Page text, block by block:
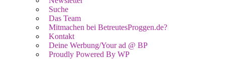
Suche
Das Team
Mitmachen bei BetreutesProggen.de?
Kontakt
Deine Werbung/Your ad @ BP
Proudly Powered By WP